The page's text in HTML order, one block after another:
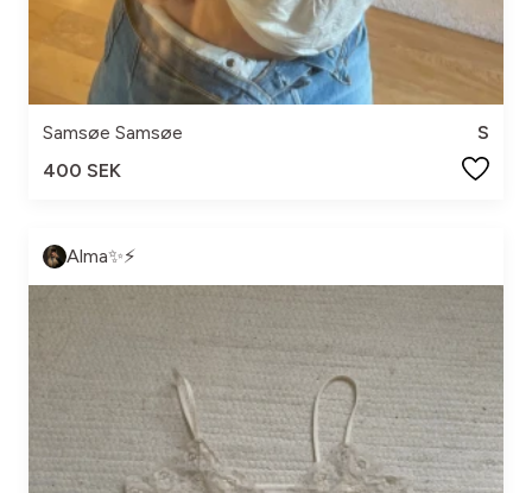
Samsøe Samsøe
S
400 SEK
Alma✨⚡️